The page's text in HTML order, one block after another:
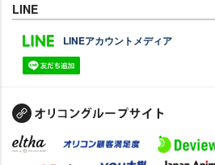
LINE
LINEアカウントメディア